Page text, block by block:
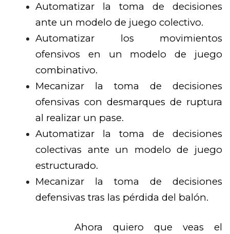
Automatizar la toma de decisiones
ante un modelo de juego colectivo.
Automatizar los movimientos
ofensivos en un modelo de juego
combinativo.
Mecanizar la toma de decisiones
ofensivas con desmarques de ruptura
al realizar un pase.
Automatizar la toma de decisiones
colectivas ante un modelo de juego
estructurado.
Mecanizar la toma de decisiones
defensivas tras las pérdida del balón.
Ahora quiero que veas el